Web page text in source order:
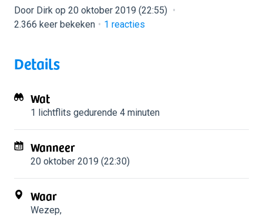
Door Dirk op 20 oktober 2019 (22:55)
2.366 keer bekeken
1 reacties
Details
Wat
1 lichtflits gedurende 4 minuten
Wanneer
20 oktober 2019 (22:30)
Waar
Wezep,